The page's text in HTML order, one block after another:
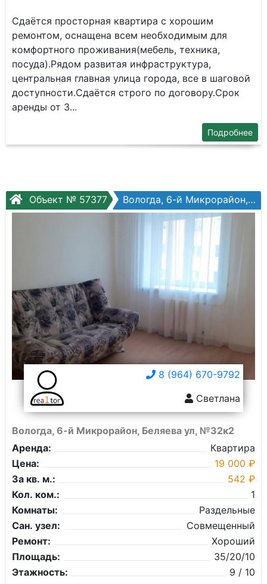
Сдаётся просторная квартира с хорошим
ремонтом, оснащена всем необходимым для
комфортного проживания(мебель, техника,
посуда).Рядом развитая инфраструктура,
центральная главная улица города, все в шаговой
доступности.Сдаётся строго по договору.Срок
аренды от 3...
Подробнее
Объект № 57377 Вологда, 6-й Микрорайон, Беляева ул, №32к2
8 (964) 670-9792
Светлана
Вологда, 6-й Микрорайон, Беляева ул, №32к2
Аренда:
Квартира
Цена:
19 000 ₽
За кв. м.:
542 ₽
Кол. ком.:
1
Комнаты:
Раздельные
Сан. узел:
Совмещенный
Ремонт:
Хороший
Площадь:
35/20/10
Этажность:
9 / 10